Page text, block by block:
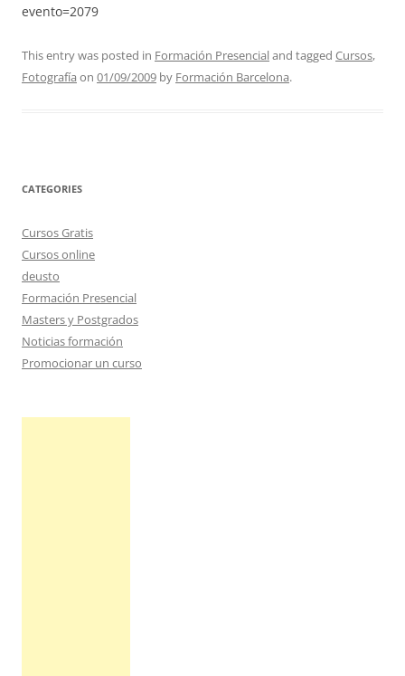
evento=2079
This entry was posted in Formación Presencialand tagged Cursos,
Fotografía on 01/09/2009 by Formación Barcelona.
CATEGORIES
Cursos Gratis
Cursos online
deusto
Formación Presencial
Masters y Postgrados
Noticias formación
Promocionar un curso